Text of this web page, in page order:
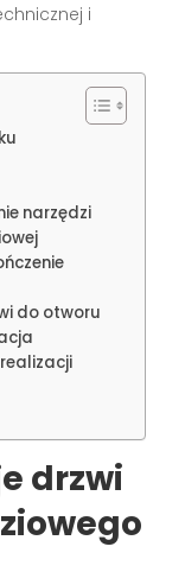
i
narzędzi
do otworu
drzwi